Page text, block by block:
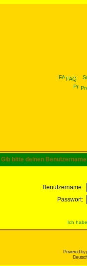
FAQ
Gib bitte deinen
Benutzername:
Passwort:
Ich
Powered by